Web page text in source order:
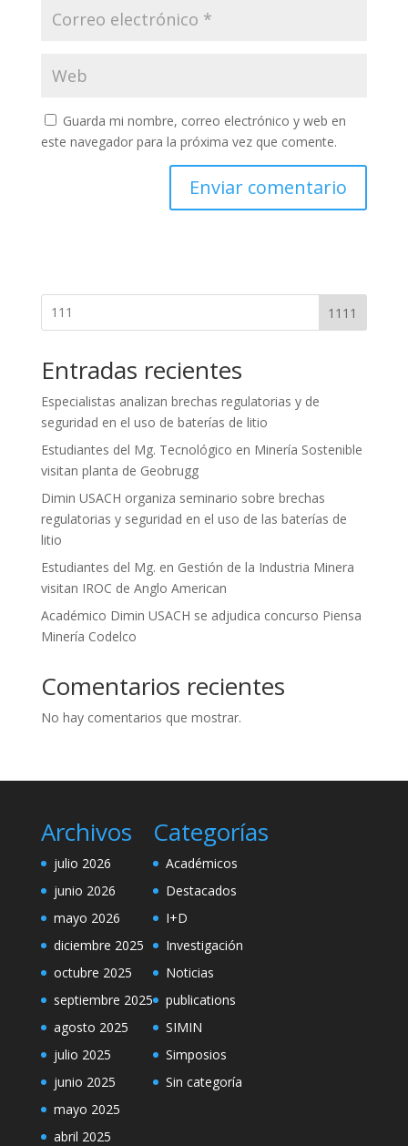
Guarda mi nombre, correo electrónico y web en
este navegador para la próxima vez que comente.
1111
Entradas recientes
Especialistas analizan brechas regulatorias y de
seguridad en el uso de baterías de litio
Estudiantes del Mg. Tecnológico en Minería Sostenible
visitan planta de Geobrugg
Dimin USACH organiza seminario sobre brechas
regulatorias y seguridad en el uso de las baterías de
litio
Estudiantes del Mg. en Gestión de la Industria Minera
visitan IROC de Anglo American
Académico Dimin USACH se adjudica concurso Piensa
Minería Codelco
Comentarios recientes
No hay comentarios que mostrar.
Archivos
julio 2026
junio 2026
mayo 2026
diciembre 2025
octubre 2025
septiembre 2025
agosto 2025
julio 2025
junio 2025
mayo 2025
abril 2025
Categorías
Académicos
Destacados
I+D
Investigación
Noticias
publications
SIMIN
Simposios
Sin categoría